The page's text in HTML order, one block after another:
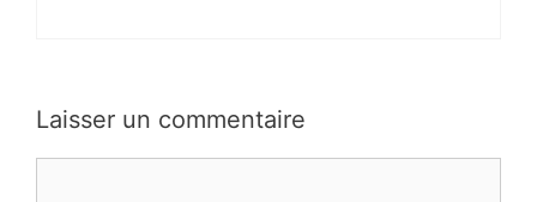
Laisser un commentaire